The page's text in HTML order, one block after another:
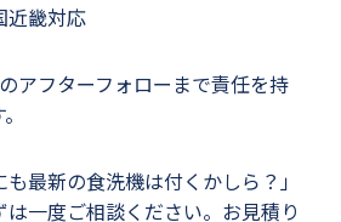
近畿対応
アフターフォローまで責任を持
も最新の食洗機は付くかしら？」
は一度ご相談ください。お見積り